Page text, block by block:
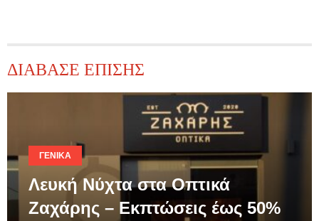
ΔΙΑΒΑΣΕ ΕΠΙΣΗΣ
ΓΕΝΙΚΆ
Λευκή Νύχτα στα Οπτικά
Ζαχάρης – Εκπτώσεις έως 50%